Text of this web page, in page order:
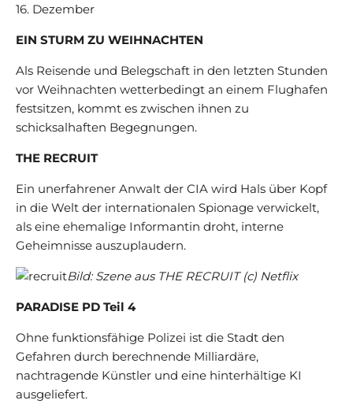
16. Dezember
EIN STURM ZU WEIHNACHTEN
Als Reisende und Belegschaft in den letzten Stunden
vor Weihnachten wetterbedingt an einem Flughafen
festsitzen, kommt es zwischen ihnen zu
schicksalhaften Begegnungen.
THE RECRUIT
Ein unerfahrener Anwalt der CIA wird Hals über Kopf
in die Welt der internationalen Spionage verwickelt,
als eine ehemalige Informantin droht, interne
Geheimnisse auszuplaudern.
Bild: Szene aus THE RECRUIT (c) Netflix
PARADISE PD Teil 4
Ohne funktionsfähige Polizei ist die Stadt den
Gefahren durch berechnende Milliardäre,
nachtragende Künstler und eine hinterhältige KI
ausgeliefert.